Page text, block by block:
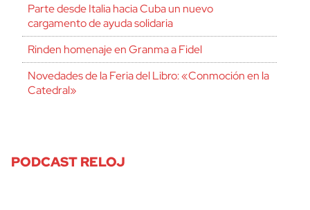
Parte desde Italia hacia Cuba un nuevo
cargamento de ayuda solidaria
Rinden homenaje en Granma a Fidel
Novedades de la Feria del Libro: «Conmoción en la
Catedral»
PODCAST RELOJ